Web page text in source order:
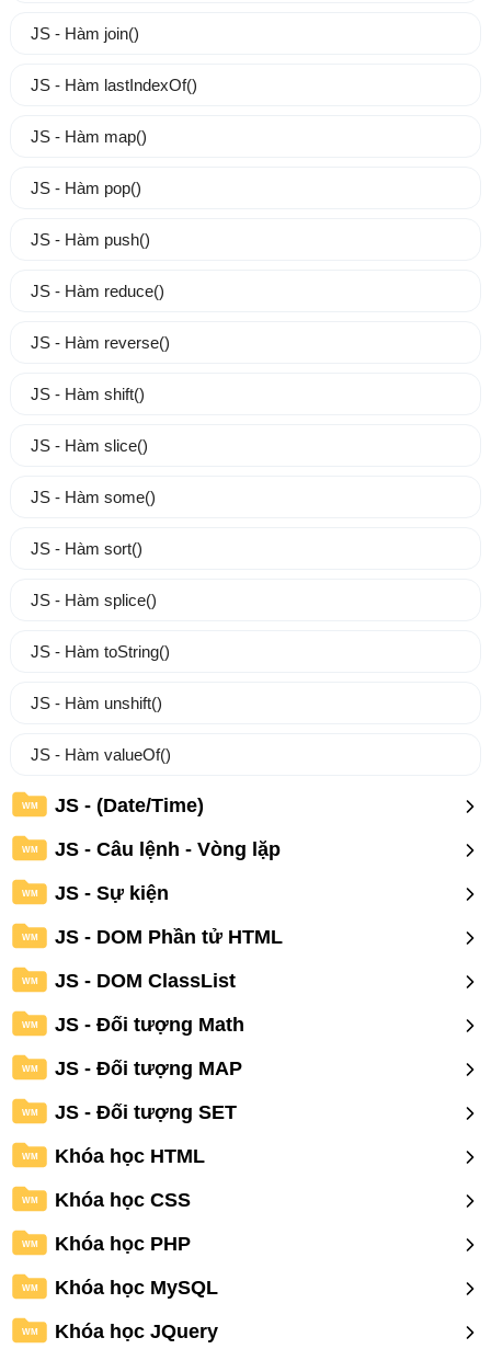
JS - Hàm join()
JS - Hàm lastIndexOf()
JS - Hàm map()
JS - Hàm pop()
JS - Hàm push()
JS - Hàm reduce()
JS - Hàm reverse()
JS - Hàm shift()
JS - Hàm slice()
JS - Hàm some()
JS - Hàm sort()
JS - Hàm splice()
JS - Hàm toString()
JS - Hàm unshift()
JS - Hàm valueOf()
WM JS - (Date/Time)
WM JS - Câu lệnh - Vòng lặp
WM JS - Sự kiện
WM JS - DOM Phần tử HTML
WM JS - DOM ClassList
WM JS - Đối tượng Math
WM JS - Đối tượng MAP
WM JS - Đối tượng SET
WM Khóa học HTML
WM Khóa học CSS
WM Khóa học PHP
WM Khóa học MySQL
WM Khóa học JQuery